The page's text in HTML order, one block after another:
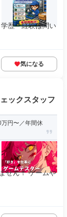
歴・経験は問い
気になる
ックスタッフ
万円〜／年間休
せん！ ゲームや